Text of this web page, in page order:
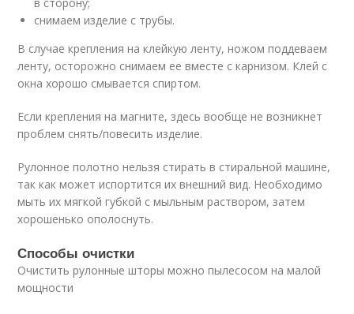
снимаем изделие с трубы.
В случае крепления на клейкую ленту, ножом поддеваем
ленту, осторожно снимаем ее вместе с карнизом. Клей с
окна хорошо смывается спиртом.
Если крепления на магните, здесь вообще не возникнет
проблем снять/повесить изделие.
Рулонное полотно нельзя стирать в стиральной машине,
так как может испортится их внешний вид. Необходимо
мыть их мягкой губкой с мыльным раствором, затем
хорошенько ополоснуть.
Способы очистки
Очистить рулонные шторы можно пылесосом на малой
мощности